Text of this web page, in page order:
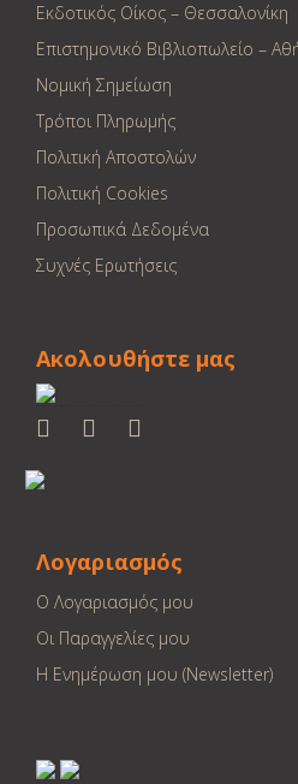
Εκδοτικός Οίκος – Θεσσαλονίκη
Επιστημονικό Βιβλιοπωλείο –
Νομική Σημείωση
Τρόποι Πληρωμής
Πολιτική Αποστολών
Πολιτική Cookies
Προσωπικά Δεδομένα
Συχνές Ερωτήσεις
Ακολουθήστε μας
Λογαριασμός
Ο Λογαριασμός μου
Οι Παραγγελίες μου
Η Ενημέρωση μου (Newsletter)